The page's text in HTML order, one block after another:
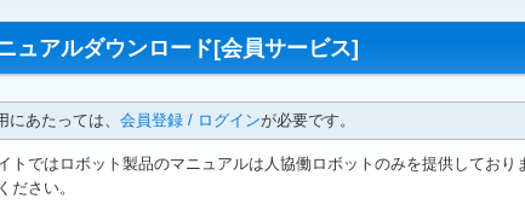
ュアルダウンロード[会員サービス]
にあたっては、 会員登録 / ログインが必要です。
トではロボット製品のマニュアルは人協働ロボットのみを提供してお
ださい。